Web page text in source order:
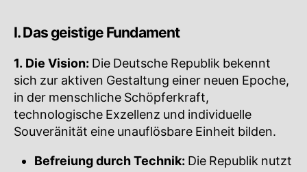
I. Das geistige Fundament
1. Die Vision: Die Deutsche Republik bekennt
sich zur aktiven Gestaltung einer neuen Epoche,
in der menschliche Schöpferkraft,
technologische Exzellenz und individuelle
Souveränität eine unauflösbare Einheit bilden.
Befreiung durch Technik: Die Republik nutzt